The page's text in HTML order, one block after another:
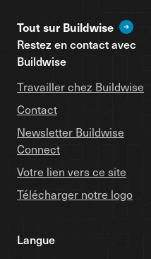
Tout sur Buildwise
Restez en contact avec
Buildwise
Travailler chez Buildwise
Contact
Newsletter Buildwise
Connect
Votre lien vers ce site
Télécharger notre logo
Langue